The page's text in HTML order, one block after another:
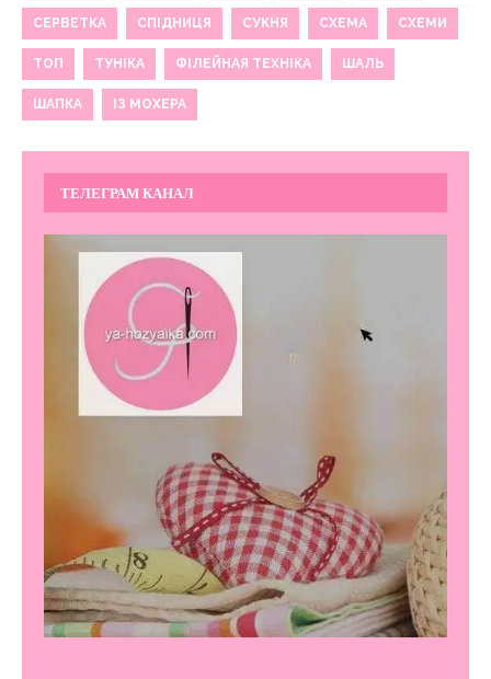
СЕРВЕТКА СПІДНИЦЯ СУКНЯ СХЕМА СХЕМИ
ТОП ТУНІКА ФІЛЕЙНАЯ ТЕХНІКА ШАЛЬ
ШАПКА ІЗ МОХЕРА
ТЕЛЕГРАМ КАНАЛ